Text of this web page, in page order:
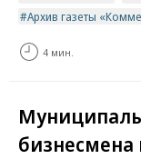
Архив газеты
4 мин.